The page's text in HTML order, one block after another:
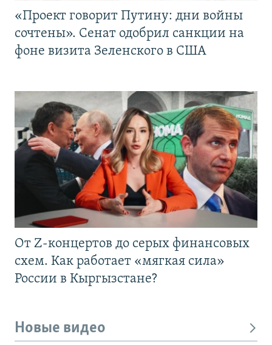
«Проект говорит Путину: дни войны
сочтены». Сенат одобрил санкции на
фоне визита Зеленского в США
От Z-концертов до серых финансовых
схем. Как работает «мягкая сила»
России в Кыргызстане?
Новые видео